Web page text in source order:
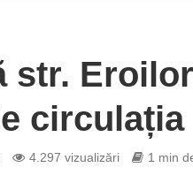
str.
circulația
4.297 vizualizări 1 min